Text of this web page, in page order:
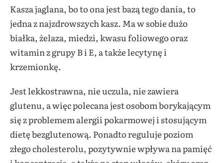
Kasza jaglana, bo to ona jest bazą tego dania, to
jedna z najzdrowszych kasz. Ma w sobie dużo
białka, żelaza, miedzi, kwasu foliowego oraz
witamin z grupy B i E, a także lecytynę i
krzemionkę.
Jest lekkostrawna, nie uczula, nie zawiera
glutenu, a więc polecana jest osobom borykającym
się z problemem alergii pokarmowej i stosującym
dietę bezglutenową. Ponadto reguluje poziom
złego cholesterolu, pozytywnie wpływa na pamięć